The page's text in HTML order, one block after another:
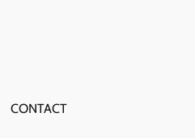
CONTACT